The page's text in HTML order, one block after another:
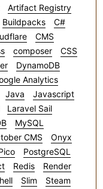
Artifact Registry
Buildpacks
C#
CMS
composer
CSS
DynamoDB
Analytics
Java
Javascript
Laravel Sail
MySQL
CMS
Onyx
PostgreSQL
Redis
Render
Slim
Steam